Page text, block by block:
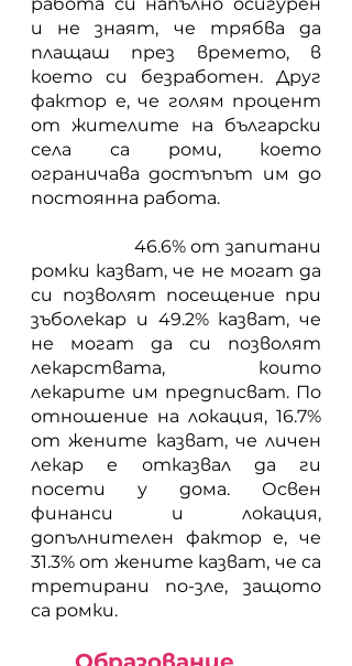
и не знаят, че трябва да
плащаш през времето, в
което си безработен. Друг
фактор е, че голям процент
от жителите на български
села са роми, което
ограничава достъпът им до
постоянна работа.
ромки казват, че не могат да
си позволят посещение при
зъболекар и 49.2% казват, че
не могат да си позволят
лекарствата, които
лекарите им предписват. По
отношение на локация, 16.7%
от жените казват, че личен
лекар е отказвал да ги
посети у дома. Освен
финанси и локация,
допълнителен фактор е, че
31.3% от жените казват, че са
третирани по-зле, защото
са ромки.